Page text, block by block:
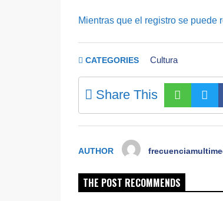
Mientras que el registro se puede
CATEGORIES Cultura
Share This
AUTHOR
THE POST RECOMMENDS